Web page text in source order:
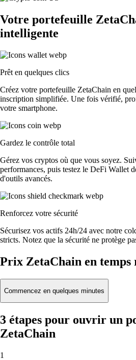
Votre portefeuille
intelligente
Prêt en quelques clics
Créez votre portefeuille ZetaChain en
inscription simplifiée. Une fois vérifié,
votre smartphone.
Gardez le contrôle total
Gérez vos cryptos où que vous soyez.
performances, puis testez le DeFi Wallet
d'outils avancés.
Renforcez votre sécurité
Sécurisez vos actifs 24h/24 avec notre
stricts. Notez que la sécurité ne protège
Prix ZetaChain en temps
Commencez en quelques minutes
3 étapes pour ouvrir un
ZetaChain
1